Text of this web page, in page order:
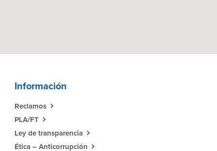
Información
Reclamos
PLA/FT
Ley de transparencia
Ética – Anticorrupción